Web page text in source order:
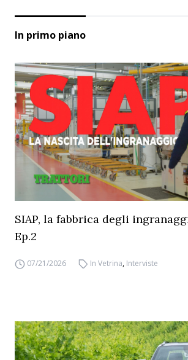
In primo piano
SIAP, la fabbrica degli
Ep.2
07/21/2026 In Vetrina, Interviste